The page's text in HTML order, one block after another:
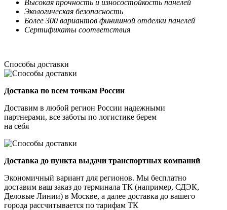
Высокая прочность и износостойкость панелей
Экологическая безопасность
Более 300 вариантов финишной отделки панелей
Сертификаты соответствия
Способы доставки
Доставка по всем точкам России
Доставим в любой регион России надежными
партнерами, все заботы по логистике берем
на себя
Доставка до пункта выдачи транспортных компаний
Экономичный вариант для регионов. Мы бесплатно
доставим ваш заказ до терминала ТК (например, СДЭК,
Деловые Линии) в Москве, а далее доставка до вашего
города рассчитывается по тарифам ТК